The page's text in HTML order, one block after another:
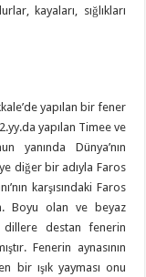
kayaları, sığlıkları
yapılan bir fener
yapılan Timee ve
yanında Dünya’nın
diğer bir adıyla Faros
karşısındaki Faros
Boyu olan ve beyaz
dillere destan fenerin
Fenerin aynasının
bir ışık yayması onu